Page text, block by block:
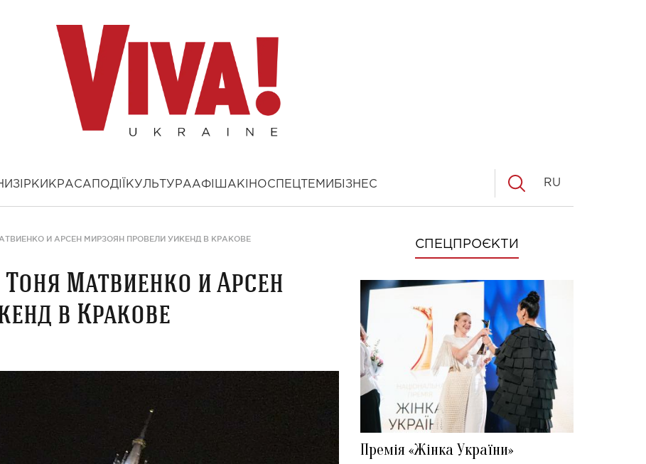
ЗІРКИ КРАСА ПОДІЇ КУЛЬТУРААФІША КІНОСПЕЦТЕМИ БІЗНЕС RU
И АРСЕН МИРЗОЯН ПРОВЕЛИ УИКЕНД В КРАКОВЕ
Матвиенко и Арсен
в Кракове
СПЕЦПРОЄКТИ
Премія «Жінка України»